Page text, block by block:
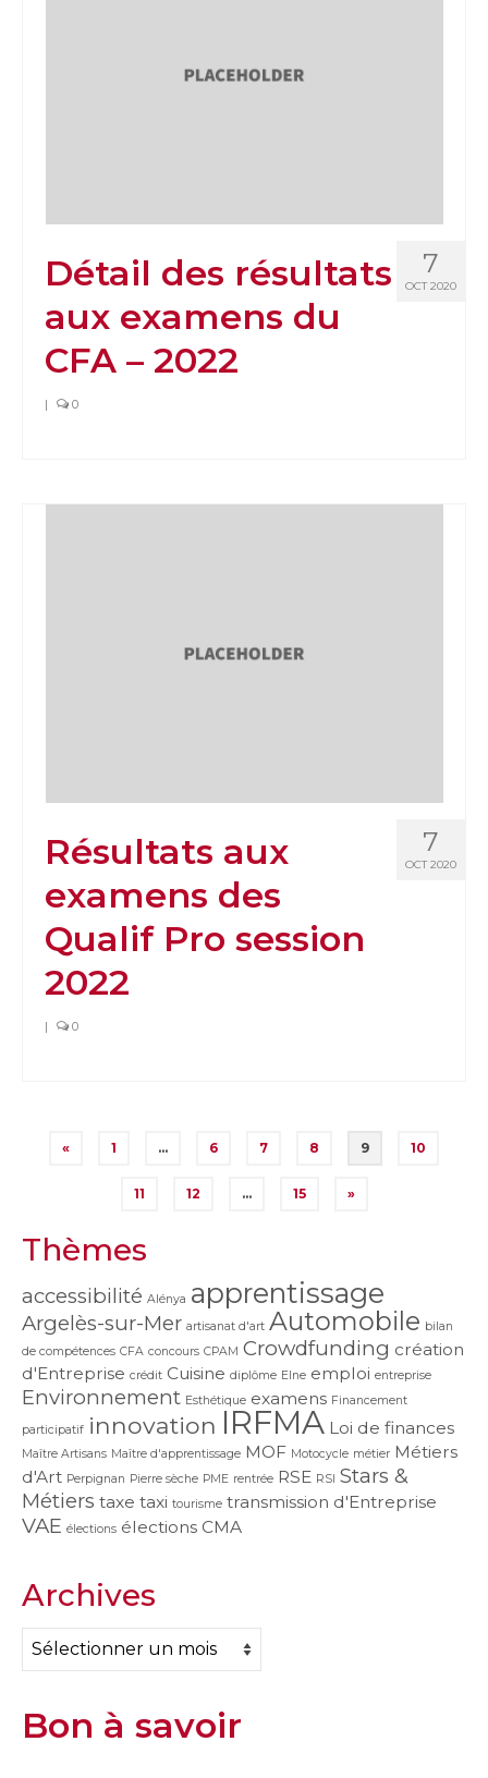
7
OCT 2020
Détail des résultats
aux examens du
CFA – 2022
| 0
7
OCT 2020
Résultats aux
examens des
Qualif Pro session
2022
| 0
Pagination
publications
« 1 … 6 7 8 9 10
11 12 … 15 »
Thèmes
accessibilité Alénya apprentissage
Argelès-sur-Mer artisanat d'art Automobile bilan
de compétences CFA concours CPAM Crowdfunding création
d'Entreprise crédit Cuisine diplôme Elne emploi entreprise
Environnement Esthétique examens Financement
participatif innovation IRFMA Loi de finances
Maître Artisans Maître d'apprentissage MOF Motocycle métier Métiers
d'Art Perpignan Pierre sèche PME rentrée RSE RSI Stars &
Métiers taxe taxi tourisme transmission d'Entreprise
VAE élections élections CMA
Archives
Archives
Bon à savoir